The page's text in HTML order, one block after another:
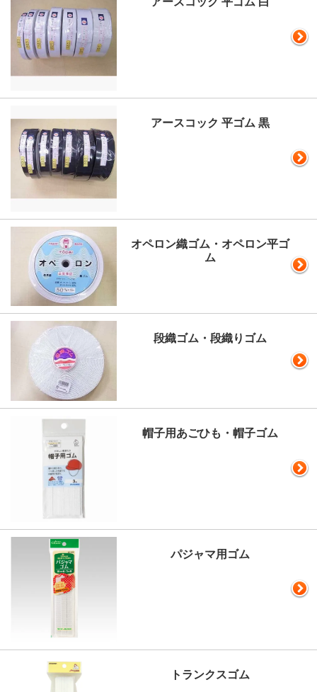
アースコック 平ゴム 黒
オペロン織ゴム・オペロン平ゴ
ム
段織ゴム・段織りゴム
帽子用あごひも・帽子ゴム
パジャマ用ゴム
トランクスゴム